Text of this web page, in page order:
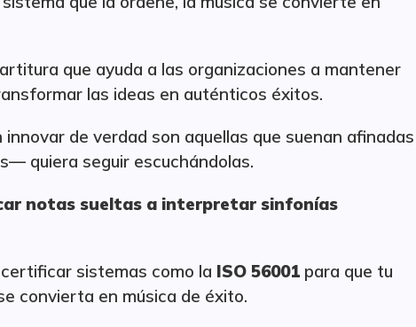
que ayuda a las organizaciones a mantener
las ideas en auténticos éxitos.
de verdad son aquellas que suenan afinadas
quiera seguir escuchándolas.
notas sueltas a interpretar sinfonías
sistemas como la ISO 56001 para que tu
convierta en música de éxito.